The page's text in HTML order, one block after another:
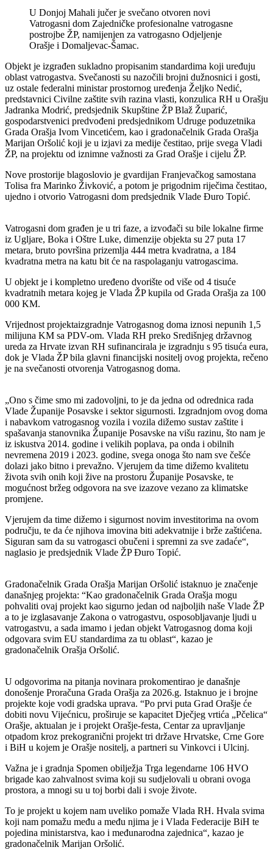
U Donjoj Mahali jučer je svečano otvoren novi
Vatrogasni dom Zajedničke profesionalne vatrogasne
postrojbe ŽP, namijenjen za vatrogasno Odjeljenje
Orašje i Domaljevac-Šamac.
Objekt je izgrađen sukladno propisanim standardima koji uređuju
oblast vatrogastva. Svečanosti su nazočili brojni dužnosnici i gosti,
uz ostale federalni ministar prostornog uređenja Željko Nedić,
predstavnici Civilne zaštite svih razina vlasti, konzulica RH u Orašju
Jadranka Modrić, predsjednik Skupštine ŽP Blaž Župarić,
gospodarstvenici predvođeni predsjednikom Udruge poduzetnika
Grada Orašja Ivom Vincetićem, kao i gradonačelnik Grada Orašja
Marijan Oršolić koji je u izjavi za medije čestitao, prije svega Vladi
ŽP, na projektu od iznimne važnosti za Grad Orašje i cijelu ŽP.
Nove prostorije blagoslovio je gvardijan Franjevačkog samostana
Tolisa fra Marinko Živković, a potom je prigodnim riječima čestitao,
ujedno i otvorio Vatrogasni dom predsjednik Vlade Đuro Topić.
Vatrogasni dom građen je u tri faze, a izvođači su bile lokalne firme
iz Ugljare, Boka i Oštre Luke, dimenzije objekta su 27 puta 17
metara, bruto površina prizemlja 444 metra kvadratna, a 184
kvadratna metra na katu bit će na raspolaganju vatrogascima.
U objekt je i kompletno uređeno dvorište od više od 4 tisuće
kvadratnih metara kojeg je Vlada ŽP kupila od Grada Orašja za 100
000 KM.
Vrijednost projektaizgradnje Vatrogasnog doma iznosi nepunih 1,5
milijuna KM sa PDV-om. Vlada RH preko Središnjeg državnog
ureda za Hrvate izvan RH sufinancirala je izgradnju s 95 tisuća eura,
dok je Vlada ŽP bila glavni financijski nositelj ovog projekta, rečeno
je na svečanosti otvorenja Vatrogasnog doma.
„Ono s čime smo mi zadovoljni, to je da jedna od odrednica rada
Vlade Županije Posavske i sektor sigurnosti. Izgradnjom ovog doma
i nabavkom vatrogasnog vozila i vozila dižemo sustav zaštite i
spašavanja stanovnika Županije Posavske na višu razinu, što nam je
iz iskustva 2014. godine i velikih poplava, pa onda i obilnih
nevremena 2019 i 2023. godine, svega onoga što nam sve češće
dolazi jako bitno i prevažno. Vjerujem da time dižemo kvalitetu
života svih onih koji žive na prostoru Županije Posavske, te
mogućnost bržeg odgovora na sve izazove vezano za klimatske
promjene.
Vjerujem da time dižemo i sigurnost novim investitorima na ovom
području, te da će njihova imovina biti adekvatnije i brže zaštićena.
Siguran sam da su vatrogasci obučeni i spremni za sve zadaće“,
naglasio je predsjednik Vlade ŽP Đuro Topić.
Gradonačelnik Grada Orašja Marijan Oršolić istaknuo je značenje
današnjeg projekta: “Kao gradonačelnik Grada Orašja mogu
pohvaliti ovaj projekt kao sigurno jedan od najboljih naše Vlade ŽP
a to je izglasavanje Zakona o vatrogastvu, osposobljavanje ljudi u
vatrogastvu, a sada imamo i jedan objekt Vatrogasnog doma koji
odgovara svim EU standardima za tu oblast“, kazao je
gradonačelnik Orašja Oršolić.
U odgovorima na pitanja novinara prokomentirao je današnje
donošenje Proračuna Grada Orašja za 2026.g. Istaknuo je i brojne
projekte koje vodi gradska uprava. “Po prvi puta Grad Orašje će
dobiti novu Vijećnicu, proširuje se kapacitet Dječjeg vrtića „Pčelica“
Orašje, aktualan je i projekt Orašje-festa, Centar za upravljanje
otpadom kroz prekogranični projekt tri države Hrvatske, Crne Gore
i BiH u kojem je Orašje nositelj, a partneri su Vinkovci i Ulcinj.
Važna je i gradnja Spomen obilježja Trga legendarne 106 HVO
brigade kao zahvalnost svima koji su sudjelovali u obrani ovoga
prostora, a mnogi su u toj borbi dali i svoje živote.
To je projekt u kojem nam uveliko pomaže Vlada RH. Hvala svima
koji nam pomažu među a među njima je i Vlada Federacije BiH te
pojedina ministarstva, kao i međunarodna zajednica“, kazao je
gradonačelnik Marijan Oršolić.